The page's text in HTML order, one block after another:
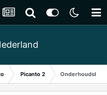
Picanto 2